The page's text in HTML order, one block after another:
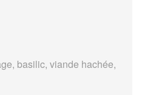
basilic, viande hachée,